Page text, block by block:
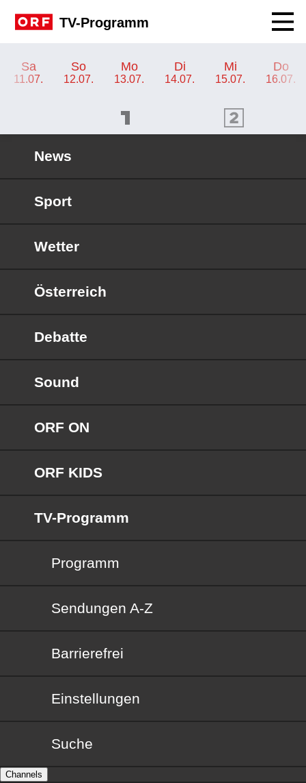
TV-Programm
Sa
11.07.
So
12.07.
Mo
13.07.
Di
14.07.
Mi
15.07.
Do
16.07.
ORF 2 Programm
News
Sport
Wetter
Österreich
Debatte
Sound
ORF ON
ORF KIDS
TV-Programm
Programm
Sendungen von A bis Z
Sendungen A-Z
Barrierefrei
Barrierefrei
Einstellungen
Suche
Channels